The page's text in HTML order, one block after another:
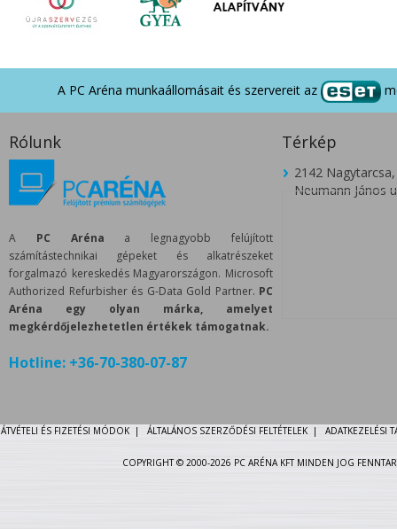
A PC Aréna munkaállomásait és szervereit az
Rólunk Térkép
A PC Aréna a legnagyobb felújított
számítástechnikai gépeket és alkatrészeket
forgalmazó kereskedés Magyarországon. Microsoft
Authorized Refurbisher és G-Data Gold Partner. PC
Aréna egy olyan márka, amelyet
megkérdőjelezhetetlen értékek támogatnak.
2142 Nagytarcsa,
Neumann János
Hotline: +36-70-380-07-87
ÁTVÉTELI ÉS FIZETÉSI MÓDOK| ÁLTALÁNOS SZERZŐDÉSI FELTÉTELEK| ADATKEZELÉSI
COPYRIGHT © 2000-2026 PC ARÉNA KFT MINDEN JOG